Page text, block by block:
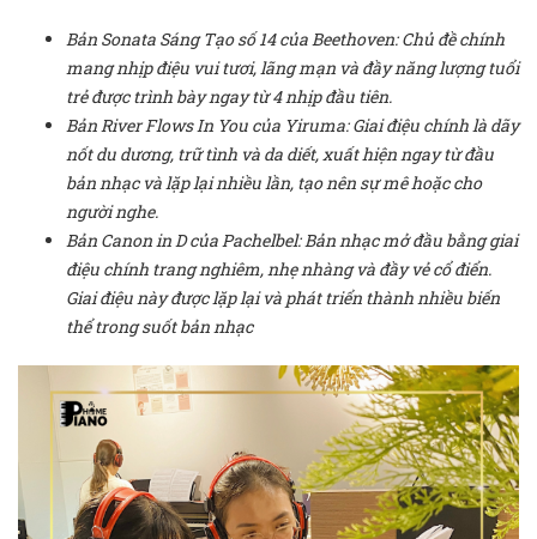
Bản Sonata Sáng Tạo số 14 của Beethoven: Chủ đề chính
mang nhịp điệu vui tươi, lãng mạn và đầy năng lượng tuổi
trẻ được trình bày ngay từ 4 nhịp đầu tiên.
Bản River Flows In You của Yiruma: Giai điệu chính là dãy
nốt du dương, trữ tình và da diết, xuất hiện ngay từ đầu
bản nhạc và lặp lại nhiều lần, tạo nên sự mê hoặc cho
người nghe.
Bản Canon in D của Pachelbel: Bản nhạc mở đầu bằng giai
điệu chính trang nghiêm, nhẹ nhàng và đầy vẻ cổ điển.
Giai điệu này được lặp lại và phát triển thành nhiều biến
thể trong suốt bản nhạc